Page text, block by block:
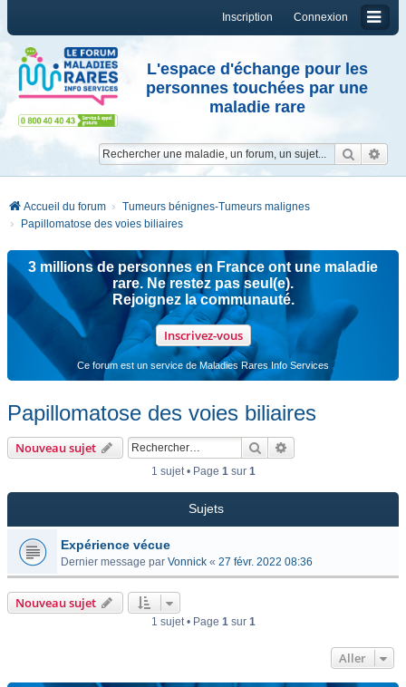
Connexion
Inscription
L'espace d'échange pour les
personnes touchées par une
maladie rare
Accueil du forum
Tumeurs bénignes-Tumeurs malignes
Papillomatose des voies biliaires
3 millions de personnes en France ont une maladie
rare. Ne restez pas seul(e).
Rejoignez la communauté.
Inscrivez-vous
Ce forum est un service de Maladies Rares Info Services
Papillomatose des voies biliaires
Nouveau sujet Rechercher
1 sujet • Page 1sur 1
Sujets
Expérience vécue
Dernier message par Vonnick « 27 févr. 2022 08:36
Nouveau sujet
1 sujet • Page 1sur 1
Aller